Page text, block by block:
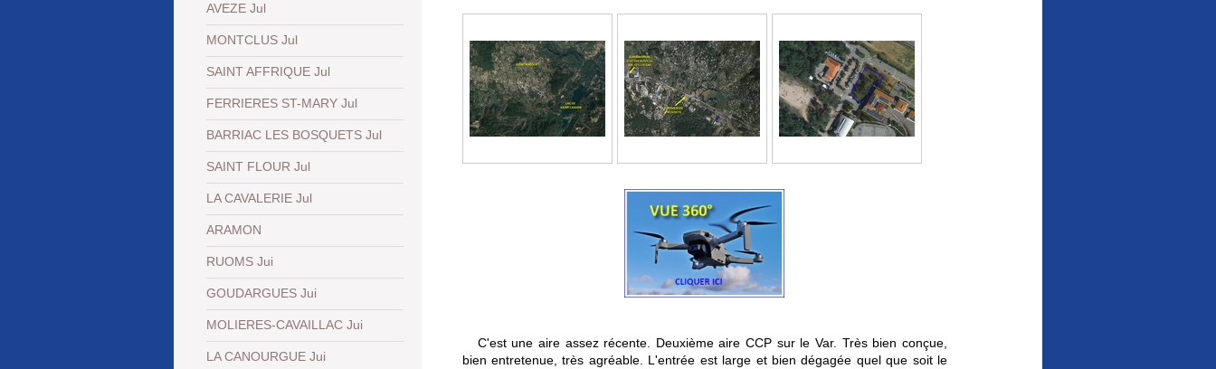
C'est une aire assez récente. Deuxième aire CCP sur le Var. Très bien conçue,
bien entretenue, très agréable. L'entrée est large et bien dégagée quel que soit le
AVEZE Jul
MONTCLUS Jul
SAINT AFFRIQUE Jul
FERRIERES ST-MARY Jul
BARRIAC LES BOSQUETS Jul
SAINT FLOUR Jul
LA CAVALERIE Jul
ARAMON
RUOMS Jui
GOUDARGUES Jui
MOLIERES-CAVAILLAC Jui
LA CANOURGUE Jui